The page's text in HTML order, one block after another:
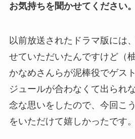
お気持ちを聞かせてください。
以前放送されたドラマ版には
せていただいたんですけど（
かなめさんらが泥棒役でゲス
ジュールが合わなくて出られ
念な思いをしたので、今回こ
をいただけて嬉しかったです。